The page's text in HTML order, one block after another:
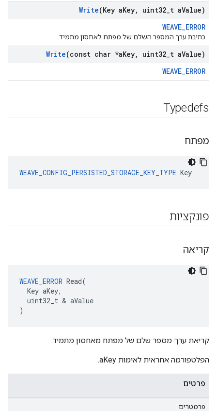
Write(Key aKey, uint32 t aValue)
WEAVE_ERROR
כתיבת ערך המספר השלם של מפתח לאחסון מתמיד.
Write(const char *aKey, uint32 t aValue)
WEAVE_ERROR
Typedefs
מפתח
WEAVE_CONFIG_PERSISTED_STORAGE_KEY_TYPE Key
פונקציות
קריאה
WEAVE_ERROR Read(
  Key aKey,
  uint32_t & aValue
)
קריאת ערך מספר שלם של מפתח מאחסון מתמיד.
הפלטפורמה אחראית לאימות aKey.
פרטים
פרמטרים